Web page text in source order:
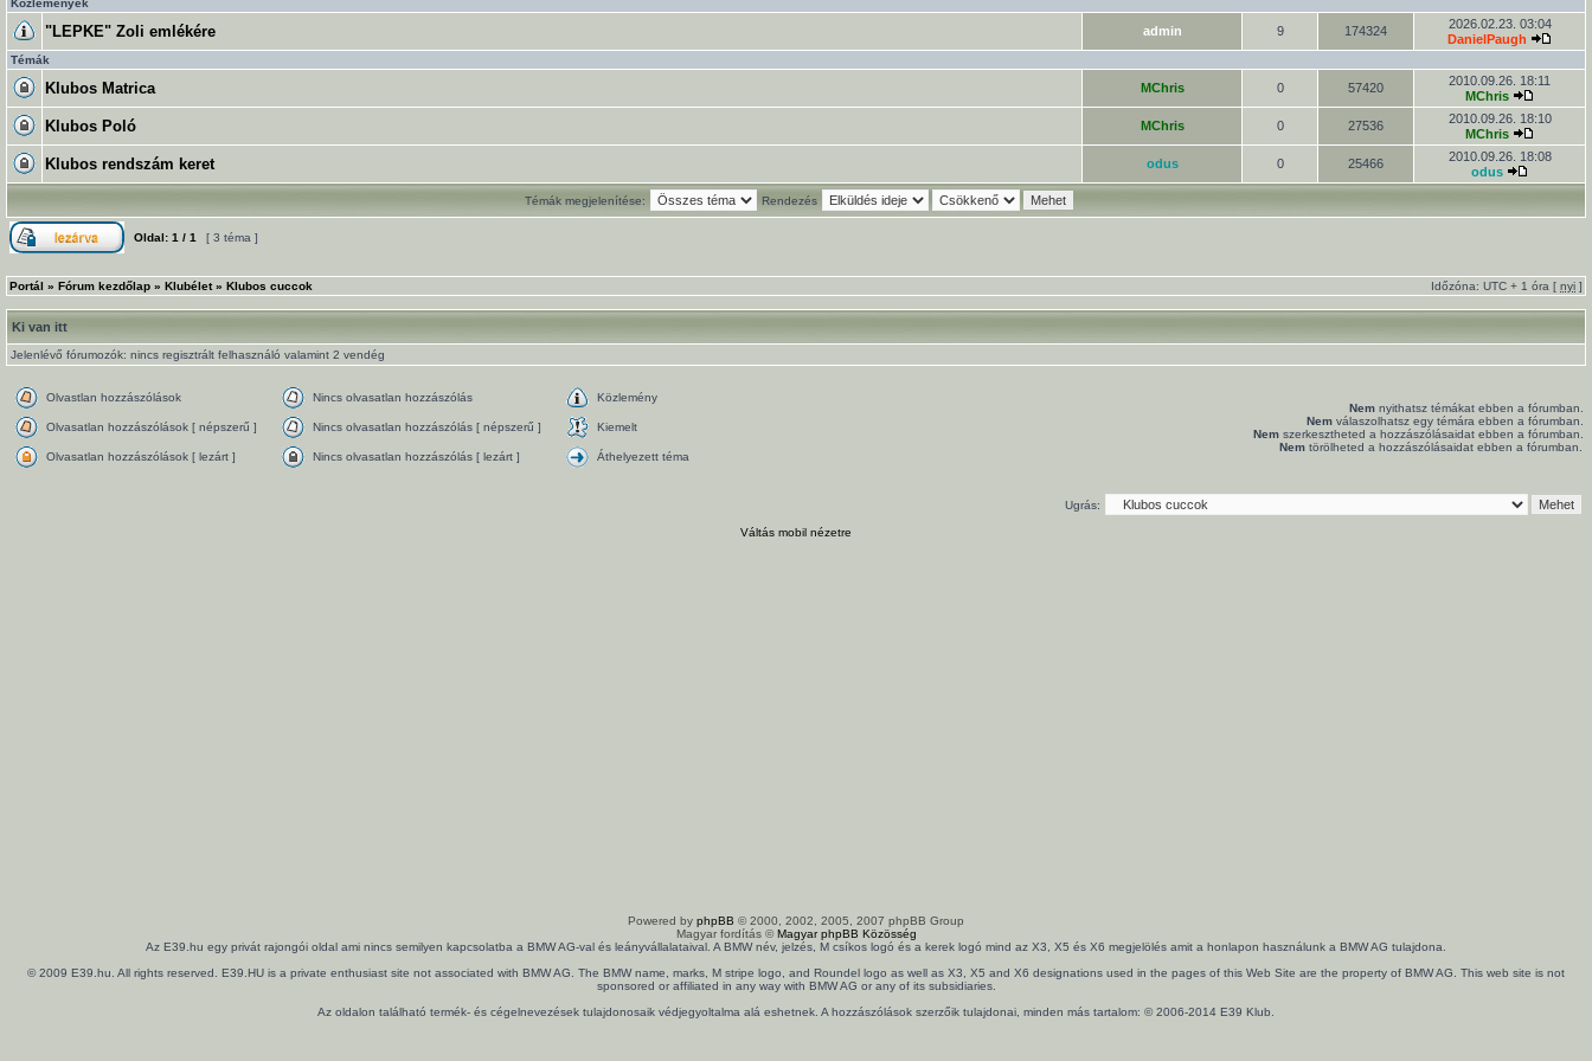
Közlemények
"LEPKE" Zoli emlékére admin 9 174324
2026.02.23. 03:04
DanielPaugh
Témák
Klubos Matrica MChris 0 57420
2010.09.26. 18:11
MChris
Klubos Poló MChris 0 27536
2010.09.26. 18:10
MChris
Klubos rendszám keret odus 0 25466
2010.09.26. 18:08
odus
Témák megjelenítése: Rendezés
Oldal: 1 / 1 [ 3 téma ]
Portál » Fórum kezdőlap » Klubélet» Klubos cuccok Időzóna: UTC + 1 óra [ nyi ]
Ki van itt
Jelenlévő fórumozók: nincs regisztrált felhasználó valamint 2 vendég
Olvastlan hozzászólások Nincs olvasatlan hozzászólás Közlemény
Olvasatlan hozzászólások [ népszerű ] Nincs olvasatlan hozzászólás [ népszerű ] Kiemelt
Olvasatlan hozzászólások [ lezárt ] Nincs olvasatlan hozzászólás [ lezárt ] Áthelyezett téma
Nem nyithatsz témákat ebben a fórumban.
Nem válaszolhatsz egy témára ebben a fórumban.
Nem szerkesztheted a hozzászólásaidat ebben a fórumban.
Nem törölheted a hozzászólásaidat ebben a fórumban.
Ugrás:
Váltás mobil nézetre
Powered by phpBB © 2000, 2002, 2005, 2007 phpBB Group
Magyar fordítás ©Magyar phpBB Közösség
Az E39.hu egy privát rajongói oldal ami nincs semilyen kapcsolatba a BMW AG-val és leányvállalataival. A BMW név, jelzés, M csíkos logó és a kerek logó mind az X3, X5 és X6 megjelölés amit a honlapon használunk a BMW AG tulajdona.
© 2009 E39.hu. All rights reserved. E39.HU is a private enthusiast site not associated with BMW AG. The BMW name, marks, M stripe logo, and Roundel logo as well as X3, X5 and X6 designations used in the pages of this Web Site are the property of BMW AG. This web site is not
sponsored or affiliated in any way with BMW AG or any of its subsidiaries.
Az oldalon található termék- és cégelnevezések tulajdonosaik védjegyoltalma alá eshetnek. A hozzászólások szerzőik tulajdonai, minden más tartalom: © 2006-2014 E39 Klub.